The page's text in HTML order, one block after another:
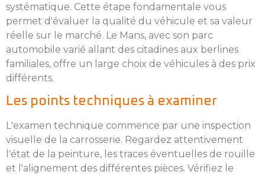
systématique. Cette étape fondamentale vous
permet d'évaluer la qualité du véhicule et sa valeur
réelle sur le marché. Le Mans, avec son parc
automobile varié allant des citadines aux berlines
familiales, offre un large choix de véhicules à des prix
différents.
Les points techniques à examiner
L'examen technique commence par une inspection
visuelle de la carrosserie. Regardez attentivement
l'état de la peinture, les traces éventuelles de rouille
et l'alignement des différentes pièces. Vérifiez le